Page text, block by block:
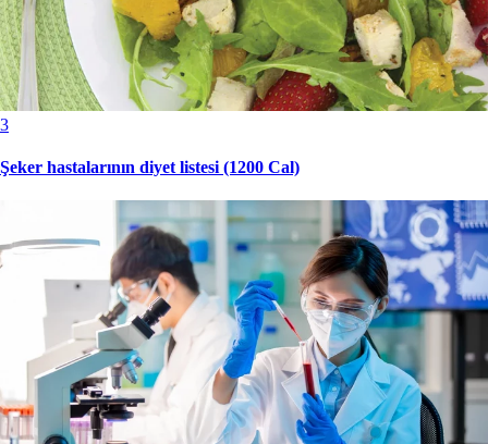
3
Şeker hastalarının diyet listesi (1200 Cal)